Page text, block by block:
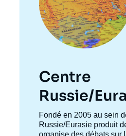
Centre
Russie/
Accroche
centre
Fondé en 2005 au sein
Russie/Eurasie produit